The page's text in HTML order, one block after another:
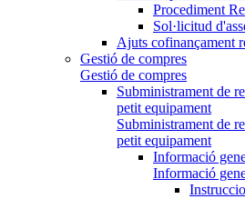
Procediment
Sol·licitud
Ajuts cofinançament
Gestió de compres
Gestió de compres
Subministrament de
petit equipament
Subministrament de
petit equipament
Informació
Informació